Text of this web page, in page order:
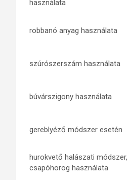
használata
robbanó anyag használata
szúrószerszám használata
búvárszigony használata
gereblyéző módszer esetén
hurokvető halászati
csapóhorog használata